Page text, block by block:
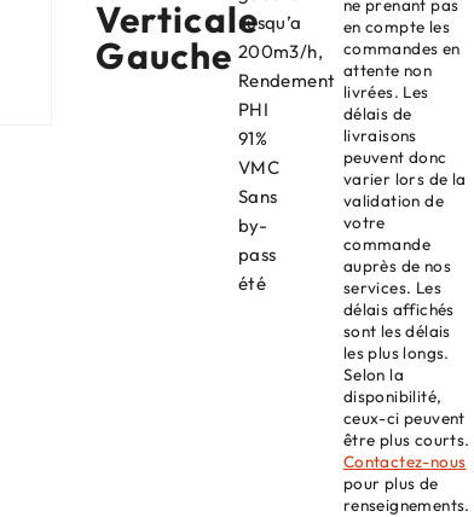
Verticale
Gauche
Jusqu’a
200m3/h,
Rendement
PHI
91%
VMC
Sans
by-
pass
été
ne prenant pas
en compte les
commandes en
attente non
livrées. Les
délais de
livraisons
peuvent donc
varier lors de la
validation de
votre
commande
auprès de nos
services. Les
délais affichés
sont les délais
les plus longs.
Selon la
disponibilité,
ceux-ci peuvent
être plus courts.
Contactez-nous
pour plus de
renseignements.